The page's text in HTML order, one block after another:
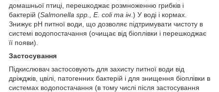
домашньої птиці, перешкоджає розмноженню грибків і
бактерій (Salmonella spp., E. coli та ін .) У воді і кормах.
Знижує pH питної води, що дозволяє підтримувати чистоту в
системі водопостачання (очищає від біоплівки і перешкоджає
її появи).
Застосування
Підкислювач застосовують для захисту питної води від
дріжджів, цвілі, патогенних бактерій і для знищення біоплівки в
системах водопостачання (в тому числі після застосування